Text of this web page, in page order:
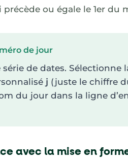
ou égale le 1er du
de jour
de dates. Sélectionne
j (juste le chiffre
du jour dans la ligne
avec la mise en